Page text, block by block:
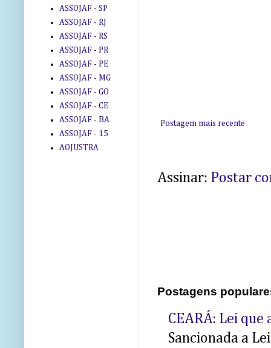
Postagem mais recente
Assinar: Postar
Postagens
CEARÁ: Lei
Sancionada a
ASSOJAF - SP
ASSOJAF - RJ
ASSOJAF - RS
ASSOJAF - PR
ASSOJAF - PE
ASSOJAF - MG
ASSOJAF - GO
ASSOJAF - CE
ASSOJAF - BA
ASSOJAF - 15
AOJUSTRA